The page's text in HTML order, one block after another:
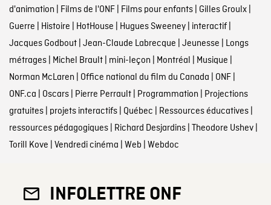
d'animation | Films de l'ONF| Films pour enfants| Gilles Groulx|
Guerre | Histoire | HotHouse | Hugues Sweeney| interactif|
Jacques Godbout| Jean-Claude Labrecque | Jeunesse | Longs
métrages| Michel Brault| mini-leçon | Montréal | Musique |
Norman McLaren | Office national du film du Canada | ONF|
ONF.ca | Oscars| Pierre Perrault| Programmation | Projections
gratuites| projets interactifs| Québec | Ressources éducatives|
ressources pédagogiques| Richard Desjardins| Theodore Ushev|
Torill Kove | Vendredi cinéma | Web | Webdoc
INFOLETTRE ONF